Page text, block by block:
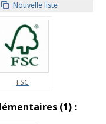
Nouvelle liste
FSC
(1) :